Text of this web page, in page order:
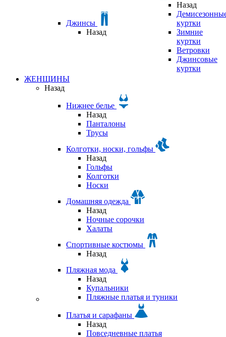
Джинсы
Назад
Назад
куртки
Зимние
куртки
Ветровки
Джинсовые
куртки
ЖЕНЩИНЫ
Назад
Нижнее белье
Назад
Панталоны
Трусы
Колготки, носки, гольфы
Назад
Гольфы
Колготки
Носки
Домашняя одежда
Назад
Ночные сорочки
Халаты
Спортивные костюмы
Назад
Пляжная мода
Назад
Купальники
Пляжные платья и туники
Платья и сарафаны
Назад
Повседневные платья